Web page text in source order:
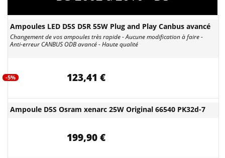
Ampoules LED D5S D5R 55W Plug and Play Canbus avancé
Changement de vos ampoules très rapide - Aucune modification à faire -
Anti-erreur CANBUS ODB avancé - Haute qualité
-5% 123,41 €
Ampoule D5S Osram xenarc 25W Original 66540 PK32d-7
199,90 €